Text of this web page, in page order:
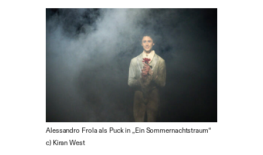
Alessandro Frola als Puck in „Ein Sommernachtstraum“
c) Kiran West